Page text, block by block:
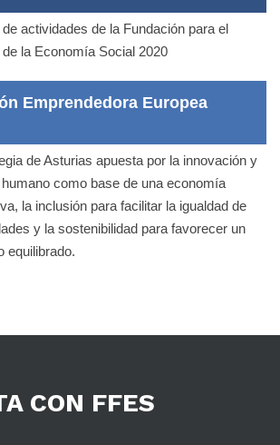
actividades de la Fundación para el
la Economía Social 2020
Emprendedora Europea
de Asturias apuesta por la innovación y
como base de una economía
la inclusión para facilitar la igualdad de
y la sostenibilidad para favorecer un
equilibrado.
CON FFES